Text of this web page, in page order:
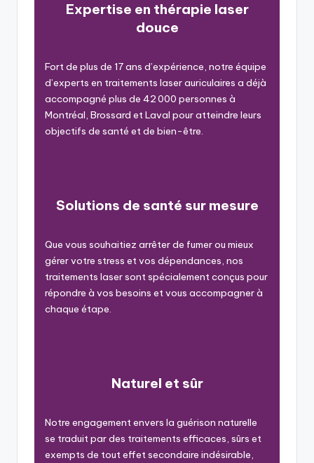
Expertise en thérapie laser
douce
Fort de plus de 17 ans d’expérience, notre équipe
d’experts en traitements laser auriculaires a déjà
accompagné plus de 42 000 personnes à
Montréal, Brossard et Laval pour atteindre leurs
objectifs de santé et de bien-être.
Solutions de santé sur mesure
Que vous souhaitiez arrêter de fumer ou mieux
gérer votre stress et vos dépendances, nos
traitements laser sont spécialement conçus pour
répondre à vos besoins et vous accompagner à
chaque étape.
Naturel et sûr
Notre engagement envers la guérison naturelle
se traduit par des traitements efficaces, sûrs et
exempts de tout effet secondaire indésirable,